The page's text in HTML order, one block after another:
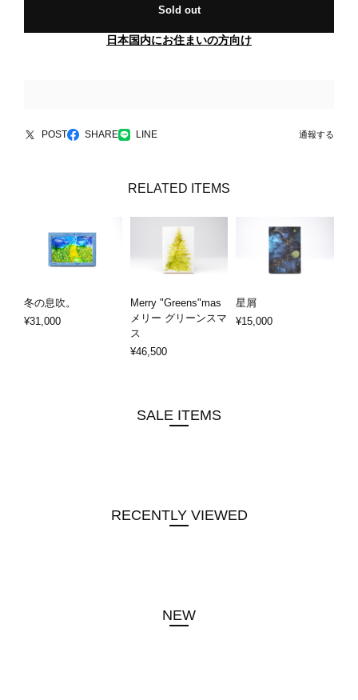
Sold out
日本国内にお住まいの方向け
POST SHARE LINE 通報する
RELATED ITEMS
冬の息吹。
¥31,000
Merry "Greens"mas
メリー グリーンスマ
ス
¥46,500
星屑
¥15,000
SALE ITEMS
RECENTLY VIEWED
NEW